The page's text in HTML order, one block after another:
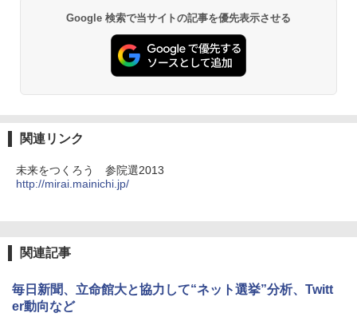
Google 検索で当サイトの記事を優先表示させる
関連リンク
未来をつくろう 参院選2013
http://mirai.mainichi.jp/
関連記事
毎日新聞、立命館大と協力して“ネット選挙”分析、Twitt
er動向など